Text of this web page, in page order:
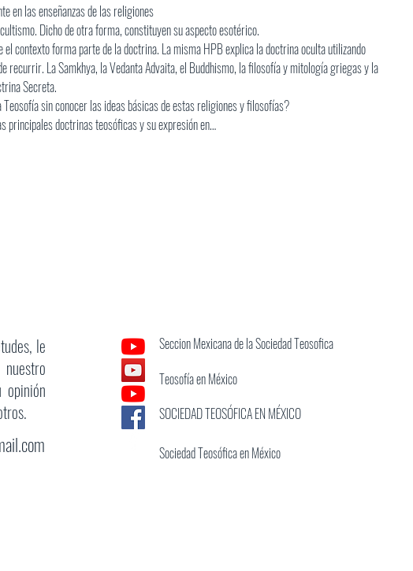
en las enseñanzas de las religiones
Dicho de otra forma, constituyen su aspecto esotérico.
contexto forma parte de la doctrina. La misma HPB explica la doctrina oculta utilizando
recurrir. La Samkhya, la Vedanta Advaita, el Buddhismo, la filosofía y mitología griegas y la
Secreta.
sin conocer las ideas básicas de estas religiones y filosofías?
principales doctrinas teosóficas y su expresión en…
le
Seccion Mexicana de la Sociedad Teosofica
Teosofía en México
SOCIEDAD TEOSÓFICA EN MÉXICO
Sociedad Teosófica en México